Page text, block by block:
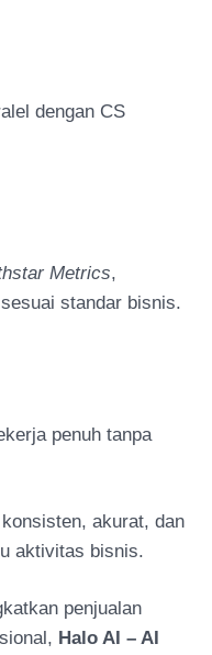
dengan CS
Metrics,
standar bisnis.
penuh tanpa
akurat, dan
aktivitas bisnis.
penjualan
Halo AI – AI